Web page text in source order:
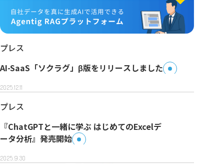
プレス
AI-SaaS「ソクラグ」β版をリリースしました
2025.12.11
プレス
『ChatGPTと一緒に学ぶ はじめてのExcelデ
ータ分析』発売開始
2025.9.30